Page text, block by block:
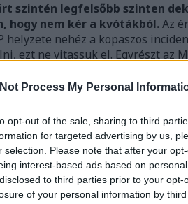
Process My Personal
opt-out of the sale, sharing to third
for targeted advertising by us,
selection. Please note that after your
interest-based ads based on
to third parties prior to your
of your personal information by
szintén legfelsőbb szinten
hogy nem kér a kvótákból.Az
helyzete nehéz a kopaszos
ezt ne vitassuk el. Egyrészt az
elmagyarázniuk, hogy az
egy választáson.
szorul: ők a kampányszagú
ez a két dolog kéz a kézben
a népszavazást mint
vesz részt benne. Ez pusztán
kérdés, hogy egy baloldali,
e egyáltalán anélkül, hogy saját